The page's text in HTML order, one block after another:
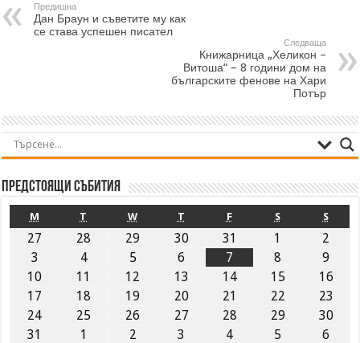
Предишна
Дан Браун и съветите му как
се става успешен писател
Следваща
Книжарница „Хеликон –
Витоша“ – 8 години дом на
българските фенове на Хари
Потър
Предстоящи събития
M T W T F S S
27 28 29 30 31 1
2
3
4 5 6 7 8
9
10
11 12 13 14 15
16
17
18 19 20 21 22
23
24
25 26 27 28 29
30
31
1 2 3 4 5 6